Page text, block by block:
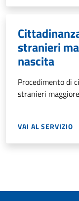
stranieri
nascita
Procedimento di
stranieri
VAI AL SERVIZIO